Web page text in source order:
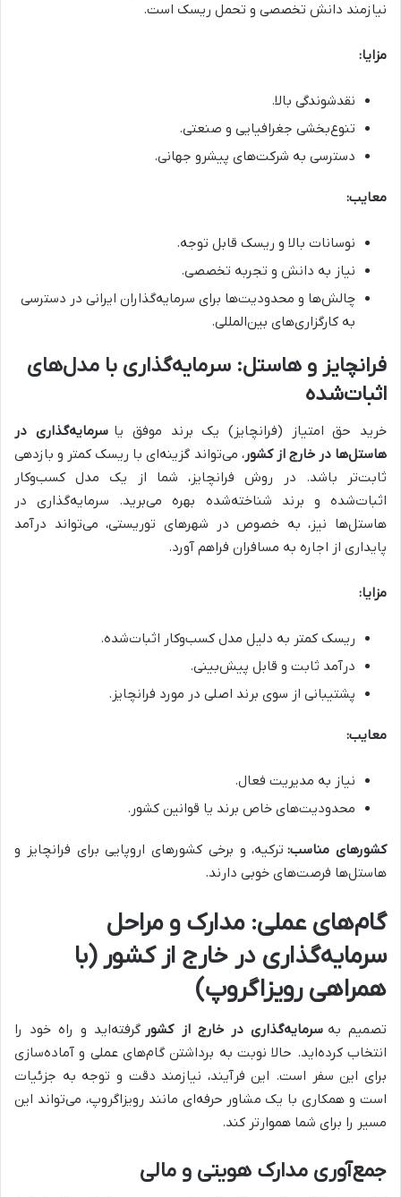
نیازمند دانش تخصصی و تحمل ریسک است.
مزایا:
نقدشوندگی بالا.
تنوع‌بخشی جغرافیایی و صنعتی.
دسترسی به شرکت‌های پیشرو جهانی.
معایب:
نوسانات بالا و ریسک قابل توجه.
نیاز به دانش و تجربه تخصصی.
چالش‌ها و محدودیت‌ها برای سرمایه‌گذاران ایرانی در دسترسی
به کارگزاری‌های بین‌المللی.
فرانچایز و هاستل: سرمایه‌گذاری با مدل‌های
اثبات‌شده
خرید حق امتیاز (فرانچایز) یک برند موفق یا سرمایه‌گذاری در
هاستل‌ها در خارج از کشور، می‌تواند گزینه‌ای با ریسک کمتر و بازدهی
ثابت‌تر باشد. در روش فرانچایز، شما از یک مدل کسب‌وکار
اثبات‌شده و برند شناخته‌شده بهره می‌برید. سرمایه‌گذاری در
هاستل‌ها نیز، به خصوص در شهرهای توریستی، می‌تواند درآمد
پایداری از اجاره به مسافران فراهم آورد.
مزایا:
ریسک کمتر به دلیل مدل کسب‌وکار اثبات‌شده.
درآمد ثابت و قابل پیش‌بینی.
پشتیبانی از سوی برند اصلی در مورد فرانچایز.
معایب:
نیاز به مدیریت فعال.
محدودیت‌های خاص برند یا قوانین کشور.
کشورهای مناسب: ترکیه، و برخی کشورهای اروپایی برای فرانچایز و
هاستل‌ها فرصت‌های خوبی دارند.
گام‌های عملی: مدارک و مراحل
سرمایه‌گذاری در خارج از کشور (با
همراهی رویزاگروپ)
تصمیم به سرمایه‌گذاری در خارج از کشور گرفته‌اید و راه خود را
انتخاب کرده‌اید. حالا نوبت به برداشتن گام‌های عملی و آماده‌سازی
برای این سفر است. این فرآیند، نیازمند دقت و توجه به جزئیات
است و همکاری با یک مشاور حرفه‌ای مانند رویزاگروپ، می‌تواند این
مسیر را برای شما هموارتر کند.
جمع‌آوری مدارک هویتی و مالی